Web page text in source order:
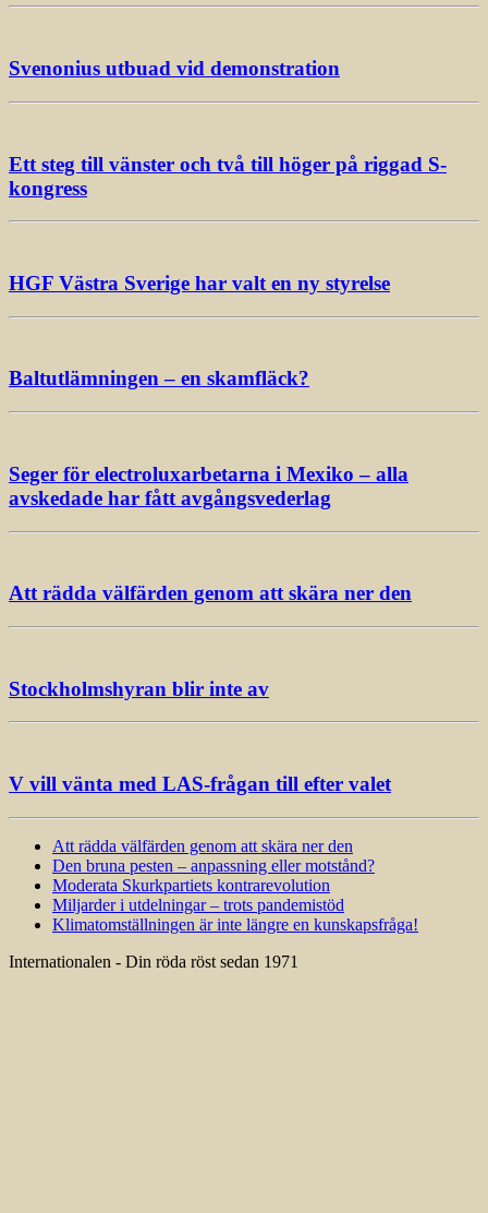
Svenonius utbuad vid demonstration
Ett steg till vänster och två till höger på riggad S-
kongress
HGF Västra Sverige har valt en ny styrelse
Baltutlämningen – en skamfläck?
Seger för electroluxarbetarna i Mexiko – alla
avskedade har fått avgångsvederlag
Att rädda välfärden genom att skära ner den
Stockholmshyran blir inte av
V vill vänta med LAS-frågan till efter valet
Att rädda välfärden genom att skära ner den
Den bruna pesten – anpassning eller motstånd?
Moderata Skurkpartiets kontrarevolution
Miljarder i utdelningar – trots pandemistöd
Klimatomställningen är inte längre en kunskapsfråga!
Internationalen - Din röda röst sedan 1971